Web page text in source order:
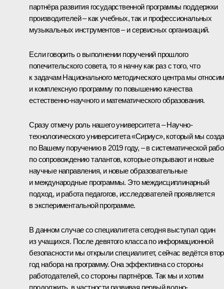
партнёра развития государственной программы поддержки
производителей – как учебных, так и профессиональных
музыкальных инструментов – и сервисных организаций.
Если говорить о выполнении поручений прошлого
попечительского совета, то я начну как раз с того, что
к задачам Национального методического центра мы относим
и комплексную программу по повышению качества
естественно-научного и математического образования.
Сразу отмечу роль нашего университета – Научно-
технологического университета «Сириус», который мы
по Вашему поручению в 2019 году, – в систематической
по сопровождению талантов, которые открывают и новые
научные направления, и новые образовательные
и международные программы. Это междисциплинарный
подход, и работа педагогов, исследователей проявляется
в экспериментальной программе.
В данном случае со специалитета сегодня выступал один
из учащихся. После девятого класса по информационной
безопасности мы открыли специалитет, сейчас ведётся
год набора на программу. Она эффективна со стороны
работодателей, со стороны партнёров. Так мы и хотим
продолжить, в частности развивая первый водно-